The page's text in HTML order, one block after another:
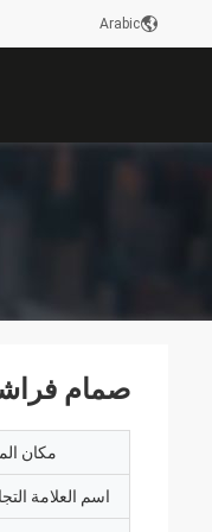
Arabic
صمام
مكان
اسم العلامة